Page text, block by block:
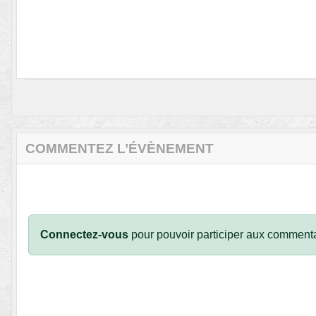
COMMENTEZ L’ÉVÈNEMENT
Connectez-vous pour pouvoir participer aux